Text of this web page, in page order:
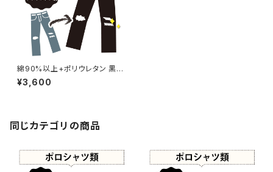
綿90%以上+ポリウレタン 黒染
め ジーンズ 【元色：グレー - 色
あせあり】 -染め直し[漆黒 - Bl
¥3,600
同じカテゴリの商品